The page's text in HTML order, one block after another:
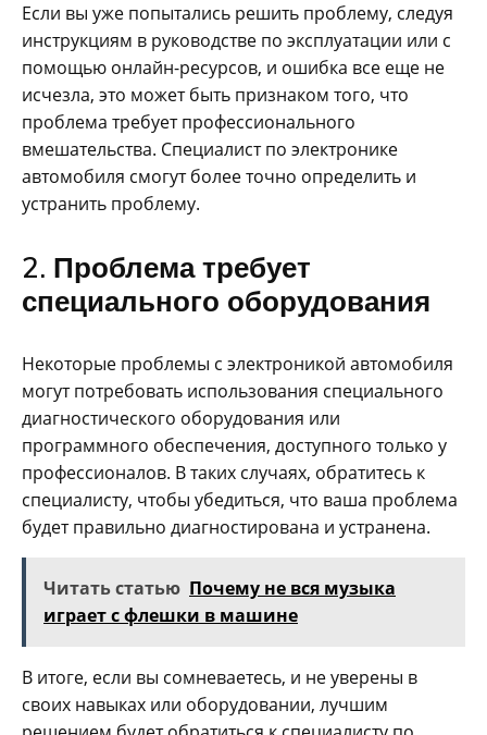
Если вы уже попытались решить проблему, следуя
инструкциям в руководстве по эксплуатации или с
помощью онлайн-ресурсов, и ошибка все еще не
исчезла, это может быть признаком того, что
проблема требует профессионального
вмешательства. Специалист по электронике
автомобиля смогут более точно определить и
устранить проблему.
2. Проблема требует
специального оборудования
Некоторые проблемы с электроникой автомобиля
могут потребовать использования специального
диагностического оборудования или
программного обеспечения, доступного только у
профессионалов. В таких случаях, обратитесь к
специалисту, чтобы убедиться, что ваша проблема
будет правильно диагностирована и устранена.
Читать статью Почему не вся музыка
играет с флешки в машине
В итоге, если вы сомневаетесь, и не уверены в
своих навыках или оборудовании, лучшим